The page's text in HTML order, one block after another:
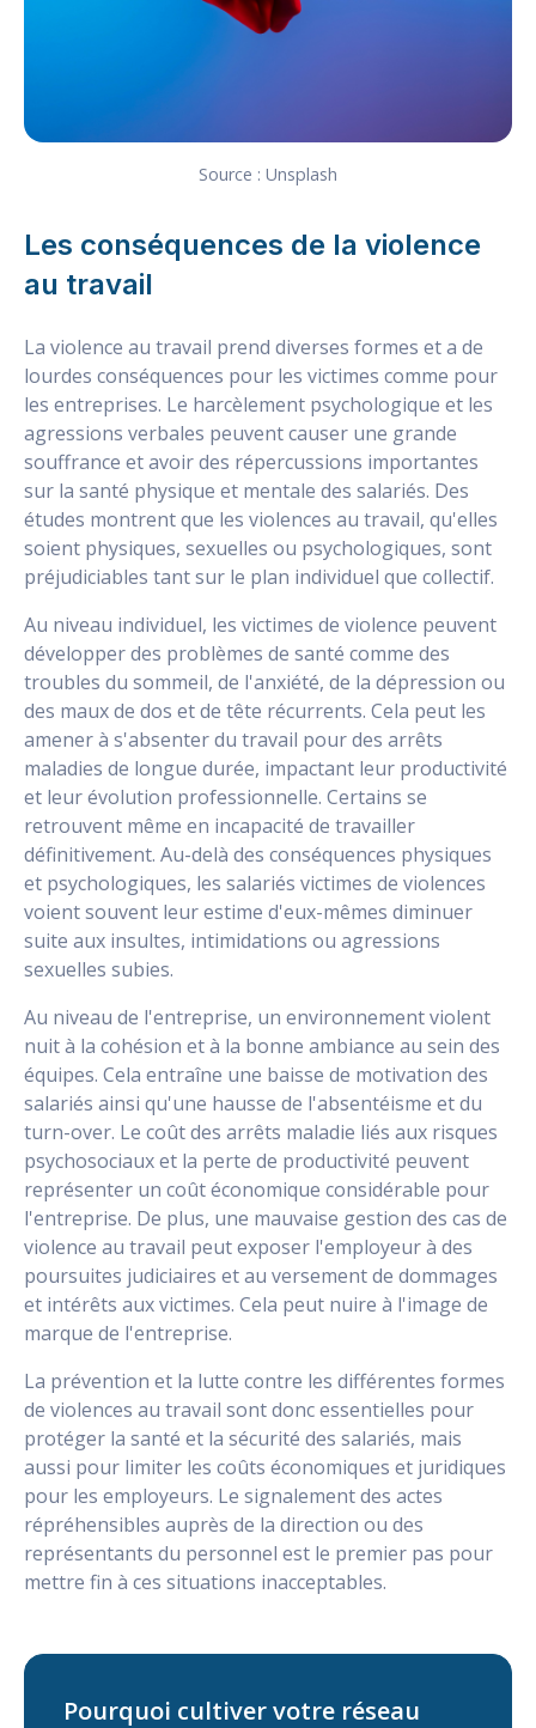
Source : Unsplash
Les conséquences de la violence
au travail
La violence au travail prend diverses formes et a de
lourdes conséquences pour les victimes comme pour
les entreprises. Le harcèlement psychologique et les
agressions verbales peuvent causer une grande
souffrance et avoir des répercussions importantes
sur la santé physique et mentale des salariés. Des
études montrent que les violences au travail, qu'elles
soient physiques, sexuelles ou psychologiques, sont
préjudiciables tant sur le plan individuel que collectif.
Au niveau individuel, les victimes de violence peuvent
développer des problèmes de santé comme des
troubles du sommeil, de l'anxiété, de la dépression ou
des maux de dos et de tête récurrents. Cela peut les
amener à s'absenter du travail pour des arrêts
maladies de longue durée, impactant leur productivité
et leur évolution professionnelle. Certains se
retrouvent même en incapacité de travailler
définitivement. Au-delà des conséquences physiques
et psychologiques, les salariés victimes de violences
voient souvent leur estime d'eux-mêmes diminuer
suite aux insultes, intimidations ou agressions
sexuelles subies.
Au niveau de l'entreprise, un environnement violent
nuit à la cohésion et à la bonne ambiance au sein des
équipes. Cela entraîne une baisse de motivation des
salariés ainsi qu'une hausse de l'absentéisme et du
turn-over. Le coût des arrêts maladie liés aux risques
psychosociaux et la perte de productivité peuvent
représenter un coût économique considérable pour
l'entreprise. De plus, une mauvaise gestion des cas de
violence au travail peut exposer l'employeur à des
poursuites judiciaires et au versement de dommages
et intérêts aux victimes. Cela peut nuire à l'image de
marque de l'entreprise.
La prévention et la lutte contre les différentes formes
de violences au travail sont donc essentielles pour
protéger la santé et la sécurité des salariés, mais
aussi pour limiter les coûts économiques et juridiques
pour les employeurs. Le signalement des actes
répréhensibles auprès de la direction ou des
représentants du personnel est le premier pas pour
mettre fin à ces situations inacceptables.
Pourquoi cultiver votre réseau